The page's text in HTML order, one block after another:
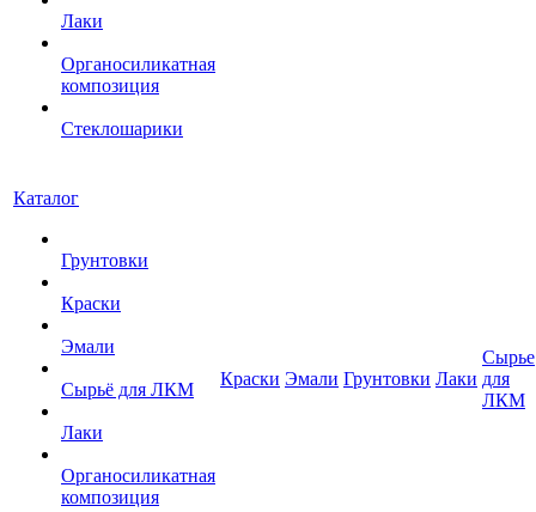
Лаки
Органосиликатная
композиция
Стеклошарики
Каталог
Грунтовки
Краски
Эмали
Сырьё для ЛКМ
Лаки
Органосиликатная
композиция
Краски Эмали Грунтовки Лаки
Сырье
для
ЛКМ